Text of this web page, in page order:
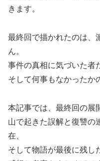
きます。
最終回で描かれたのは、
ん。
事件の真相に気づいた者
そして何事もなかったか
本記事では、最終回の展
山で起きた誤解と復讐の
在、
そして物語が最後に残し